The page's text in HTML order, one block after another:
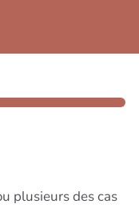
plusieurs des cas